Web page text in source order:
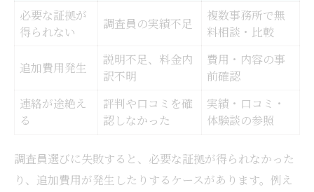
必要な証拠が
得られない
調査員の実績不足
複数事務所で無
料相談・比較
追加費用発生
説明不足、料金内
訳不明
費用・内容の事
前確認
連絡が途絶え
る
評判や口コミを確
認しなかった
実績・口コミ・
体験談の参照
調査員選びに失敗すると、必要な証拠が得られなかった
り、追加費用が発生したりするケースがあります。例え